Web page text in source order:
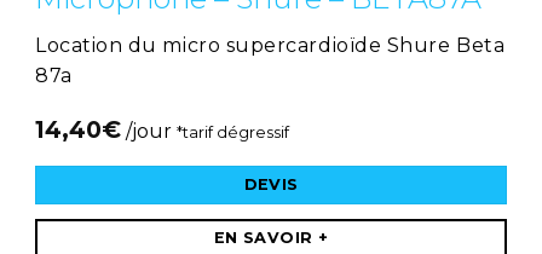
Location du micro supercardioïde Shure Beta
87a
14,40€ /jour *tarif dégressif
DEVIS
EN SAVOIR +